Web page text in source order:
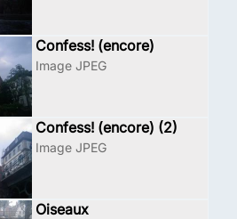
Confess! (encore)
Image JPEG
Confess! (encore) (2)
Image JPEG
Oiseaux